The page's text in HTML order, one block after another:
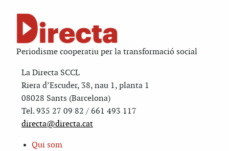
Periodisme cooperatiu per la transformació social
La Directa SCCL
Riera d’Escuder, 38, nau 1, planta 1
08028 Sants (Barcelona)
Tel. 935 27 09 82 / 661 493 117
directa@directa.cat
Qui som